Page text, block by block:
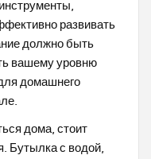
развивать
должно быть
вашему уровню
домашнего
дома, стоит
Бутылка с водой,